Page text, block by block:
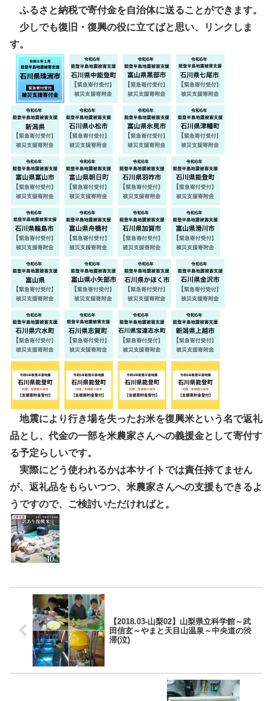
ふるさと納税で寄付金を自治体に送ることができます。
少しでも復旧・復興の役に立てばと思い、リンクしま
す。
地震により行き場を失ったお米を復興米という名で返礼
品とし、代金の一部を米農家さんへの義援金として寄付す
る予定らしいです。
実際にどう使われるかは本サイトでは責任持てません
が、返礼品をもらいつつ、米農家さんへの支援もできるよ
うですので、ご検討いただければと。
【2018.03-山梨02】山梨県立科学館～武
田信玄～やまと天目山温泉～中央道の渋
滞(泣)